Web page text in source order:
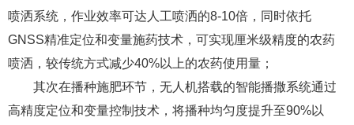
喷洒系统，作业效率可达人工喷洒的8-10倍，同时依托
GNSS精准定位和变量施药技术，可实现厘米级精度的农药
喷洒，较传统方式减少40%以上的农药使用量；
其次在播种施肥环节，无人机搭载的智能播撒系统通过
高精度定位和变量控制技术，将播种均匀度提升至90%以